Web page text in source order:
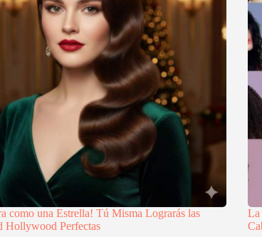
como una Estrella! Tú Misma Lograrás las
Hollywood Perfectas
La